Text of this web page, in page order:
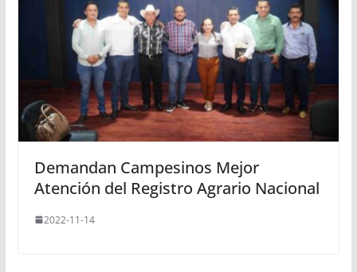
Demandan Campesinos Mejor
Atención del Registro Agrario Nacional
2022-11-14